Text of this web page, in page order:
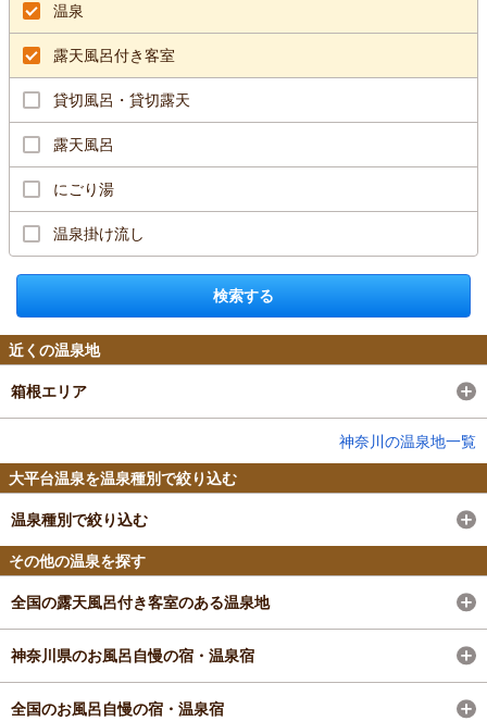
温泉
露天風呂付き客室
貸切風呂・貸切露天
露天風呂
にごり湯
温泉掛け流し
検索する
近くの温泉地
箱根エリア
神奈川の温泉地一覧
大平台温泉を温泉種別で絞り込む
温泉種別で絞り込む
その他の温泉を探す
全国の露天風呂付き客室のある温泉地
神奈川県のお風呂自慢の宿・温泉宿
全国のお風呂自慢の宿・温泉宿